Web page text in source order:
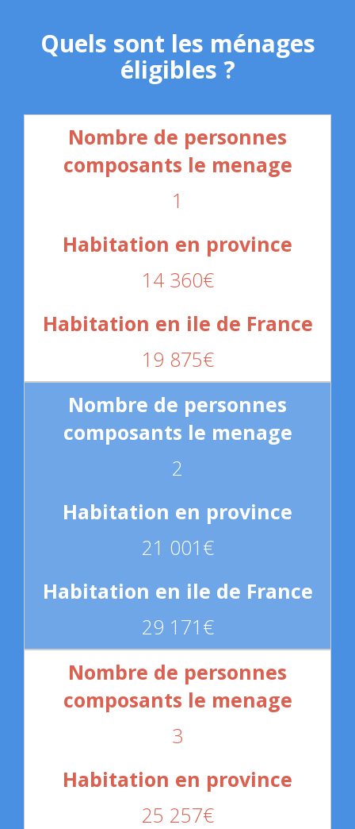
Quels sont les ménages
éligibles ?
1
14 360€
19 875€
2
21 001€
29 171€
3
25 257€